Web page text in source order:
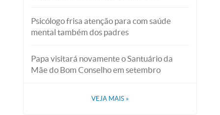
Psicólogo frisa atenção para com saúde
mental também dos padres
Papa visitará novamente o Santuário da
Mãe do Bom Conselho em setembro
VEJA MAIS »